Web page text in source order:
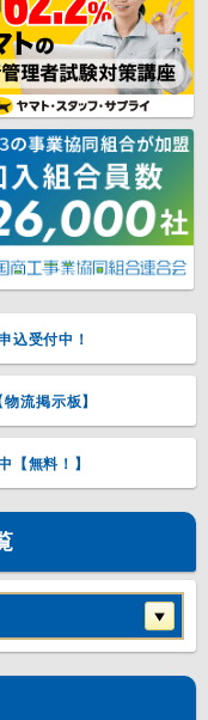
込受付中！
流掲示板】
【無料！】